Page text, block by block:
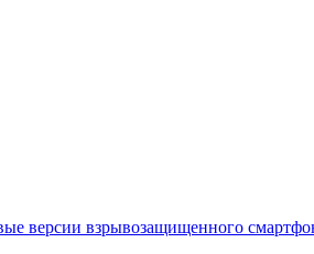
версии взрывозащищенного